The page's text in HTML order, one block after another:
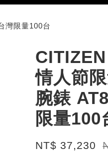
灣限量100台
情人節
腕錶
限量100
NT$ 37,230